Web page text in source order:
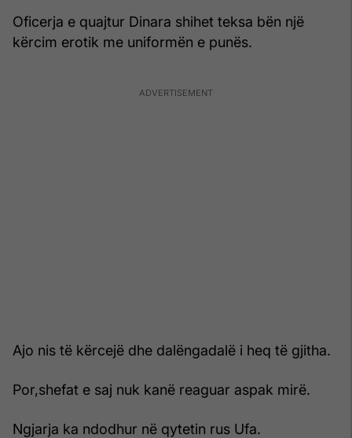
Oficerja e quajtur Dinara shihet teksa bën një
kërcim erotik me uniformën e punës.
Ajo nis të kërcejë dhe dalëngadalë i heq të gjitha.
Por,shefat e saj nuk kanë reaguar aspak mirë.
Ngjarja ka ndodhur në qytetin rus Ufa.